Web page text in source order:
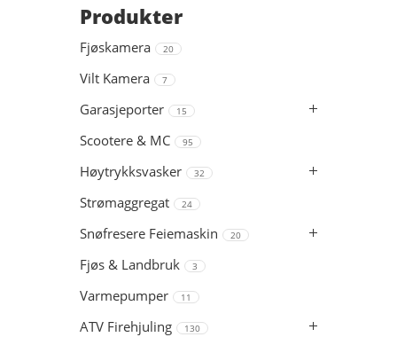
Produkter
Fjøskamera 20
Vilt Kamera 7
Garasjeporter 15
Scootere & MC 95
Høytrykksvasker 32
Strømaggregat 24
Snøfresere Feiemaskin 20
Fjøs & Landbruk 3
Varmepumper 11
ATV Firehjuling 130